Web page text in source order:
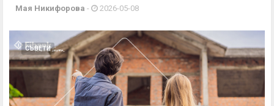
Мая Никифорова - 2026-05-08
СЪВЕТИ